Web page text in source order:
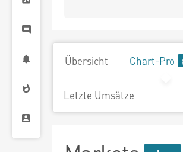
Übersicht Chart-Pro
Letzte Umsätze